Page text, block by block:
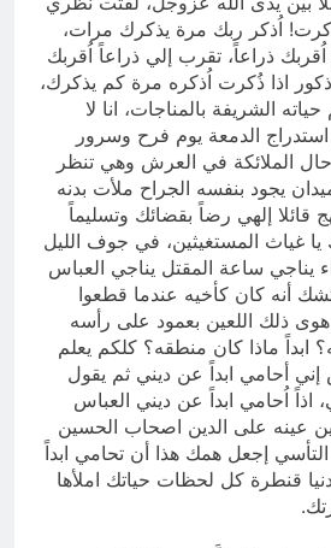
ذُكرت! اُذكر ربك مرة یذكرك مرات،
ذراعاً، تقرب إلي ذراعاً اُقربك
ذكور اذا ذُكرت اُذكره مرة كم یذكرك،
الشریفة بالمناجات، انا لا
الدمعة يوم فرح وسرور
الملائكة في العرش وهي تنظر
یجود بنفسه الجراح ملأت بدنه
قائلا إلهي رضاً بقضائك وتسلیماً
یا غیاث المستغیثین، في جوف اللیل
یناجي ساعة المقتل یناجي العباس
أنه كان كأخیه عندما قطعوا
ذلك اللعین بعمود على رأسه
ابداً ماذا كان منطقه؟ كلكم یعلم
إني أحامي ابداً عن دیني ثم یقول
اذاً اُحامي ابداً عن دیني العباس
عینه علی الدین اصحاب الحسین
إجعل همك هذا أن تحامي ابداً
قنطرة كل لحظات حیاتك املأها